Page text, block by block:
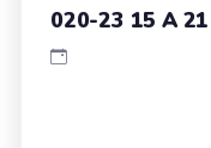
020-23 15 A